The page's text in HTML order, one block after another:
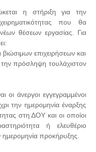
η στήριξη για την
που θα
θέσεων εργασίας. Για
επιχειρήσεων και
πρόσληψη τουλάχιστον
οι άνεργοι εγγεγραμμένοι
την ημερομηνία έναρξης
στη ΔΟΥ και οι οποίοι
ή ελευθέριο
προκήρυξης.